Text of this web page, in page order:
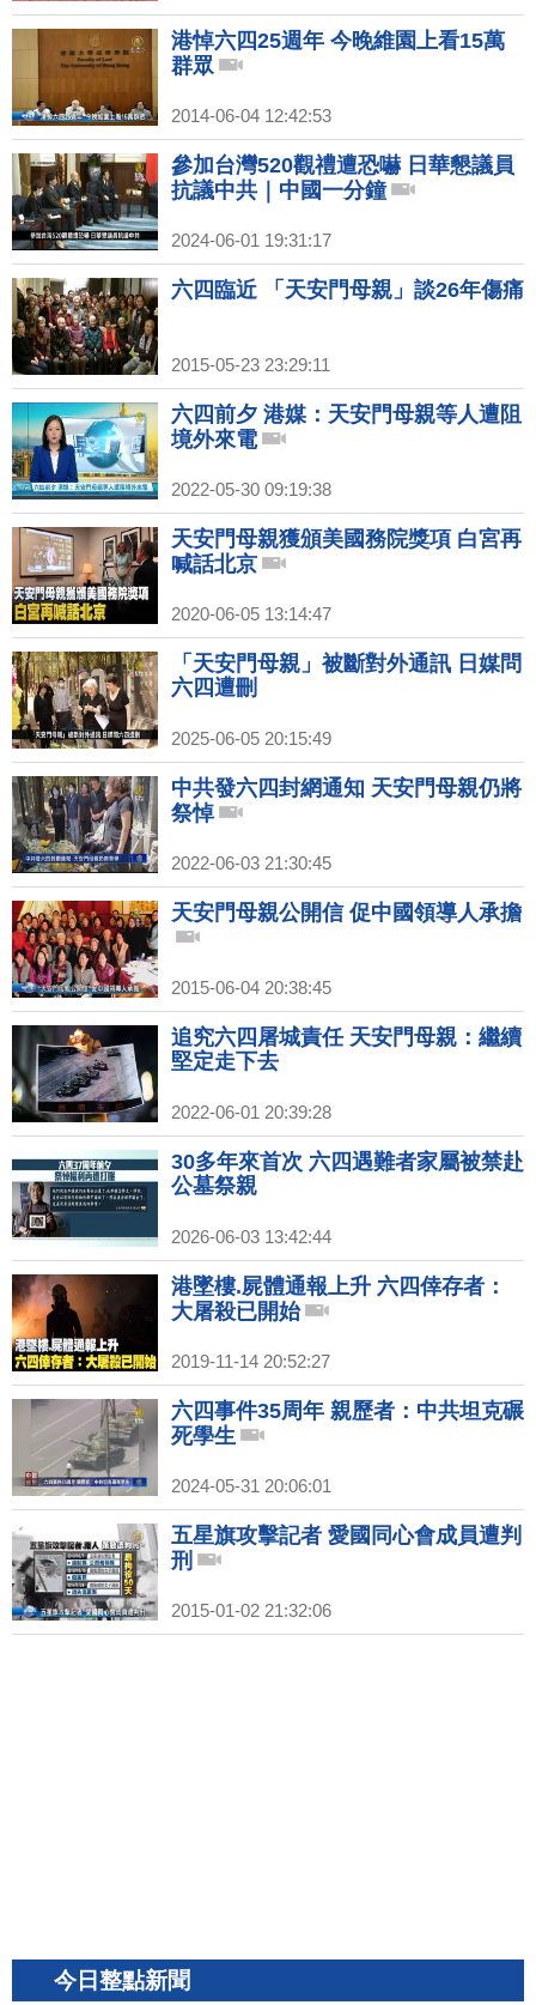
港悼六四25週年 今晚維園上看15萬
群眾
2014-06-04 12:42:53
參加台灣520觀禮遭恐嚇 日華懇議員
抗議中共｜中國一分鐘
2024-06-01 19:31:17
六四臨近 「天安門母親」談26年傷痛
2015-05-23 23:29:11
六四前夕 港媒：天安門母親等人遭阻
境外來電
2022-05-30 09:19:38
天安門母親獲頒美國務院獎項 白宮再
喊話北京
2020-06-05 13:14:47
「天安門母親」被斷對外通訊 日媒問
六四遭刪
2025-06-05 20:15:49
中共發六四封網通知 天安門母親仍將
祭悼
2022-06-03 21:30:45
天安門母親公開信 促中國領導人承擔
2015-06-04 20:38:45
追究六四屠城責任 天安門母親：繼續
堅定走下去
2022-06-01 20:39:28
30多年來首次 六四遇難者家屬被禁赴
公墓祭親
2026-06-03 13:42:44
港墜樓.屍體通報上升 六四倖存者：
大屠殺已開始
2019-11-14 20:52:27
六四事件35周年 親歷者：中共坦克碾
死學生
2024-05-31 20:06:01
五星旗攻擊記者 愛國同心會成員遭判
刑
2015-01-02 21:32:06
今日整點新聞